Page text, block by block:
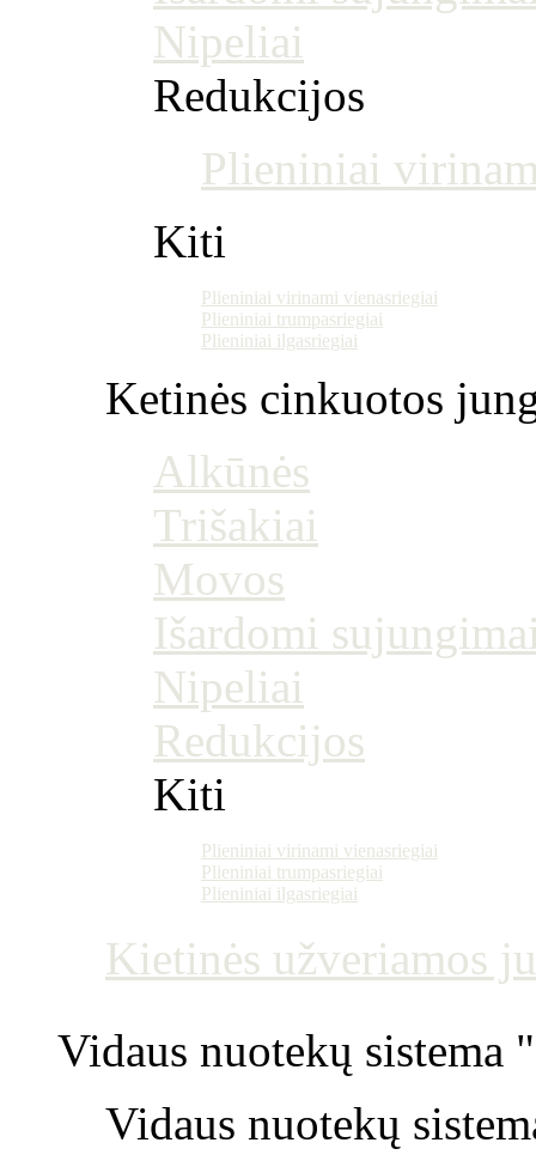
Nipeliai
Redukcijos
Plieniniai
Kiti
Plieniniai virinami vienasriegiai
Plieniniai trumpasriegiai
Plieniniai ilgasriegiai
Ketinės cinkuotos
Alkūnės
Trišakiai
Movos
Išardomi
Nipeliai
Redukcijos
Kiti
Plieniniai virinami vienasriegiai
Plieniniai trumpasriegiai
Plieniniai ilgasriegiai
Kietinės
Vidaus nuotekų
Vidaus nuotekų